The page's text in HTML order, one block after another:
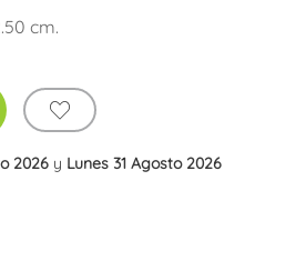
cm.
2026 y Lunes 31 Agosto 2026